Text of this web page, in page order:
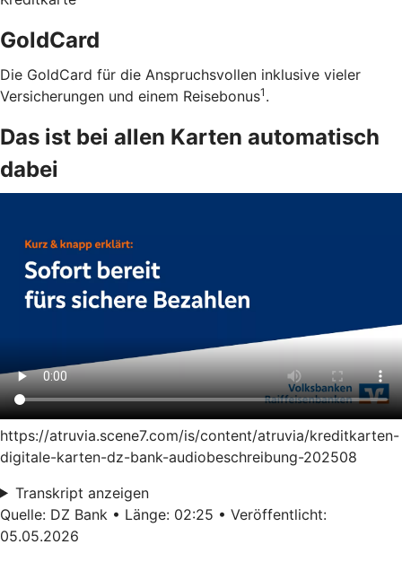
GoldCard
Die GoldCard für die Anspruchsvollen inklusive vieler
Versicherungen und einem Reisebonus1 .
Das ist bei allen Karten automatisch
dabei
https://atruvia.scene7.com/is/content/atruvia/kreditkarten-
digitale-karten-dz-bank-audiobeschreibung-202508
Transkript anzeigen
Quelle: DZ Bank • Länge: 02:25 • Veröffentlicht:
05.05.2026